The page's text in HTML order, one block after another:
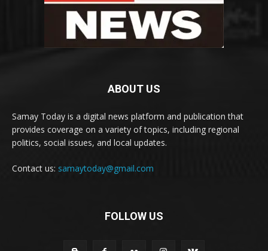
ABOUT US
Samay Today is a digital news platform and publication that
provides coverage on a variety of topics, including regional
politics, social issues, and local updates.
Contact us: samaytoday@gmail.com
FOLLOW US